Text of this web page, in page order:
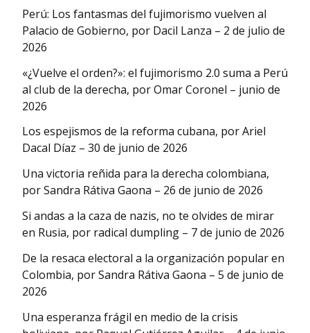
Perú: Los fantasmas del fujimorismo vuelven al
Palacio de Gobierno, por Dacil Lanza – 2 de julio de
2026
«¿Vuelve el orden?»: el fujimorismo 2.0 suma a Perú
al club de la derecha, por Omar Coronel – junio de
2026
Los espejismos de la reforma cubana, por Ariel
Dacal Díaz – 30 de junio de 2026
Una victoria reñida para la derecha colombiana,
por Sandra Rátiva Gaona – 26 de junio de 2026
Si andas a la caza de nazis, no te olvides de mirar
en Rusia, por radical dumpling – 7 de junio de 2026
De la resaca electoral a la organización popular en
Colombia, por Sandra Rátiva Gaona – 5 de junio de
2026
Una esperanza frágil en medio de la crisis